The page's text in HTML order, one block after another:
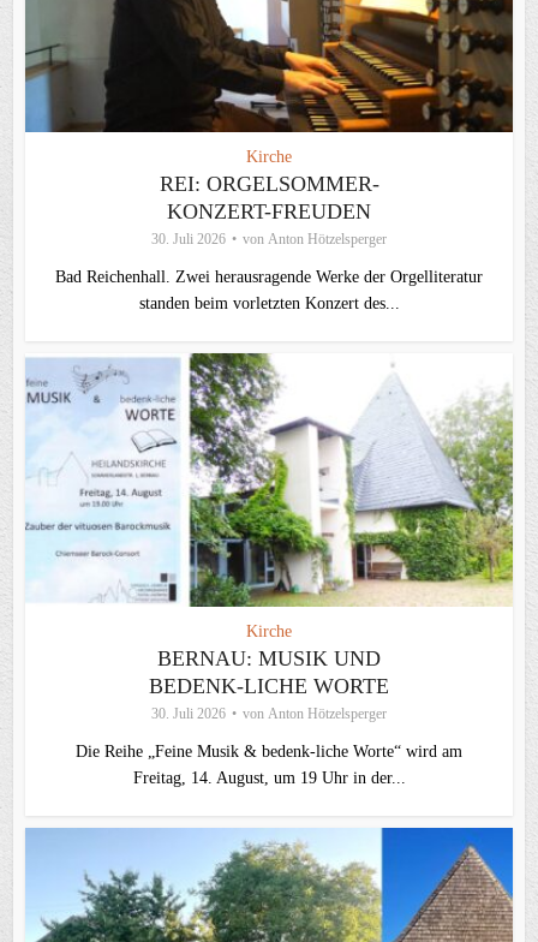
Kirche
REI: ORGELSOMMER-
KONZERT-FREUDEN
30. Juli 2026 von Anton Hötzelsperger
Bad Reichenhall. Zwei herausragende Werke der Orgelliteratur
standen beim vorletzten Konzert des...
Kirche
BERNAU: MUSIK UND
BEDENK-LICHE WORTE
30. Juli 2026 von Anton Hötzelsperger
Die Reihe „Feine Musik & bedenk-liche Worte“ wird am
Freitag, 14. August, um 19 Uhr in der...